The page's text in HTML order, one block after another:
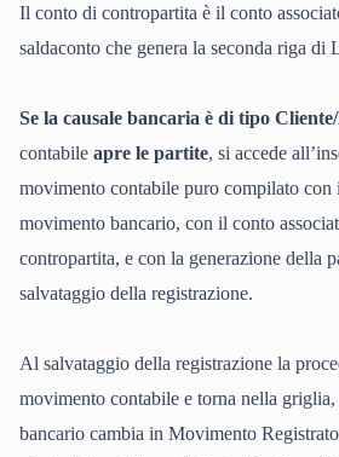
Il conto di contropartita è il conto
saldaconto che genera la seconda riga di
Se la causale bancaria è di tipo
contabile apre le partite, si accede
movimento contabile puro compilato
movimento bancario, con il conto
contropartita, e con la generazione della
salvataggio della registrazione.
Al salvataggio della registrazione la
movimento contabile e torna nella
bancario cambia in Movimento